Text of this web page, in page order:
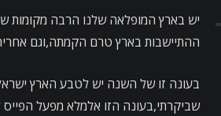
יש בארץ המופלאה שלנו הרבה מקומות
ההתיישבות בארץ טרם הקמתה,וגם
בעונה זו של השנה יש לטבע הארץ
שביקרתי,בעונה הזו אלמלא מפעל הפייס